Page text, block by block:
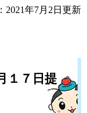
2021年7月2日更新
１７日提